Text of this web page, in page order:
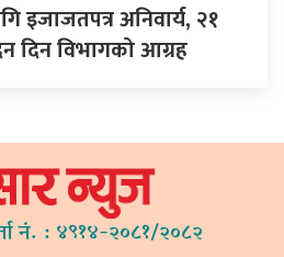
इजाजतपत्र अनिवार्य, २१
दिन विभागको आग्रह
नं. : ४९१४-२०८१/२०८२